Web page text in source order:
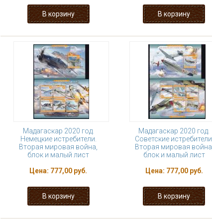
Мадагаскар 2020 год.
Немецкие истребители.
Вторая мировая война,
блок и малый лист
Цена: 777,00 руб.
Мадагаскар 2020 год.
Советские истребители.
Вторая мировая война,
блок и малый лист
Цена: 777,00 руб.